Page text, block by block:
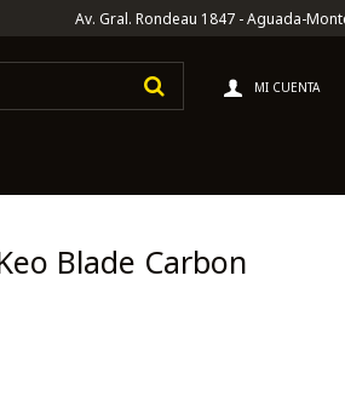
Av. Gral. Rondeau 1847 - Aguada-
Blade Carbon